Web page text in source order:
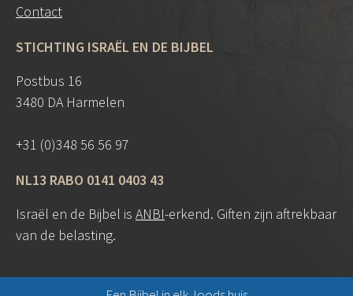
Contact
STICHTING ISRAËL EN DE BIJBEL
Postbus 16
3480 DA Harmelen
+31 (0)348 56 56 97
NL13 RABO 0141 0403 43
Israël en de Bijbel is ANBI-erkend. Giften zijn aftrekbaar
van de belasting.